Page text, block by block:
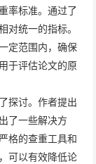
率标准。通过了
统一的指标。
定范围内，确保
于评估论文的原
探讨。作者提出
了一些解决方
格的查重工具和
可以有效降低论